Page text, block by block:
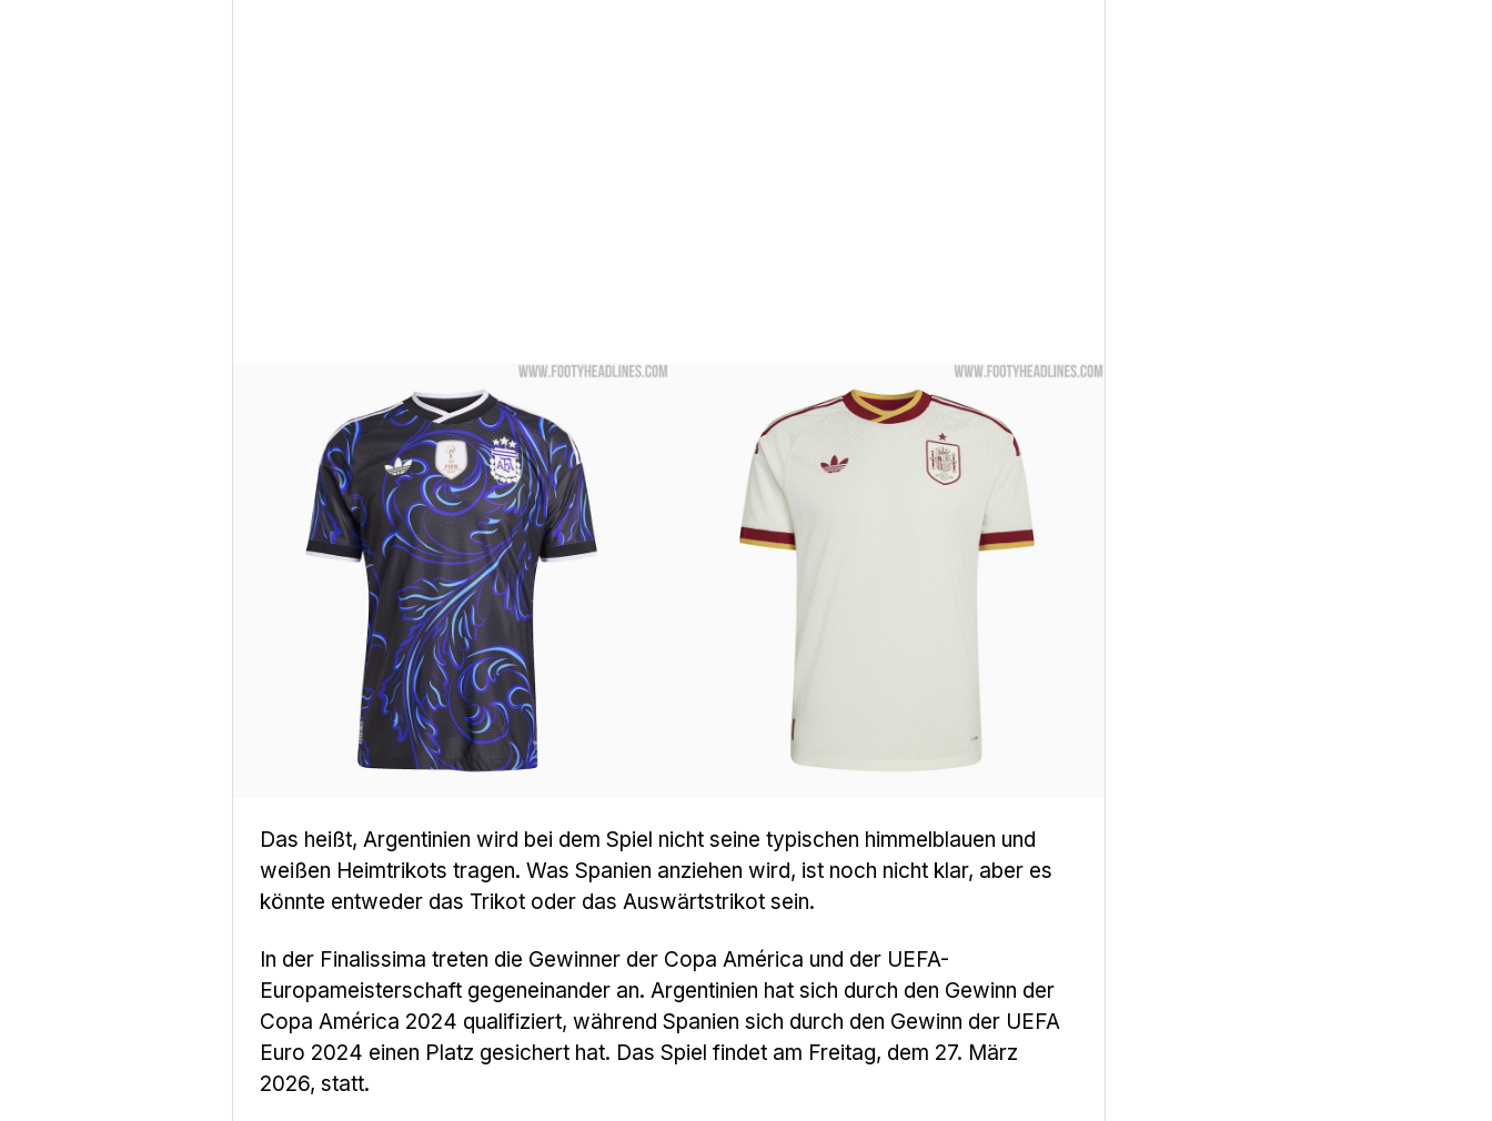
Das heißt, Argentinien wird bei dem Spiel nicht seine typischen himmelblauen und
weißen Heimtrikots tragen. Was Spanien anziehen wird, ist noch nicht klar, aber es
könnte entweder das Trikot oder das Auswärtstrikot sein.
In der Finalissima treten die Gewinner der Copa América und der UEFA-
Europameisterschaft gegeneinander an. Argentinien hat sich durch den Gewinn der
Copa América 2024 qualifiziert, während Spanien sich durch den Gewinn der UEFA
Euro 2024 einen Platz gesichert hat. Das Spiel findet am Freitag, dem 27. März
2026, statt.